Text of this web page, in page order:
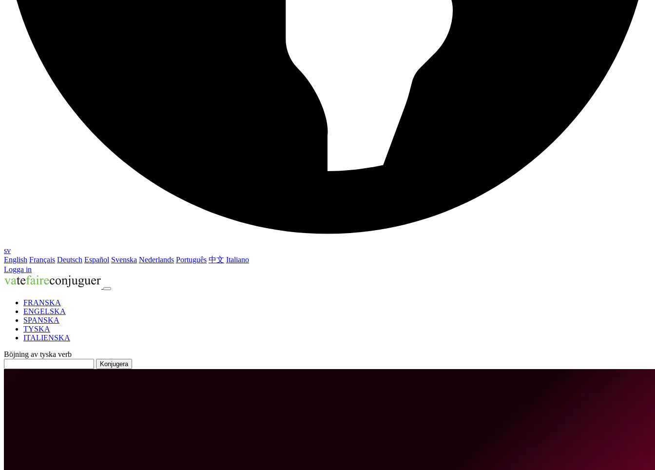
sv
English Français Deutsch Español Svenska Nederlands Português 中文 Italiano
Logga in
FRANSKA
ENGELSKA
SPANSKA
TYSKA
ITALIENSKA
Böjning av tyska verb